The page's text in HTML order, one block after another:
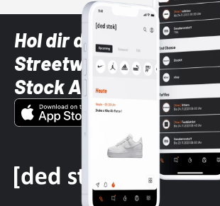
Hol dir die neuesten
Streetwear-Brands mit
Stock App